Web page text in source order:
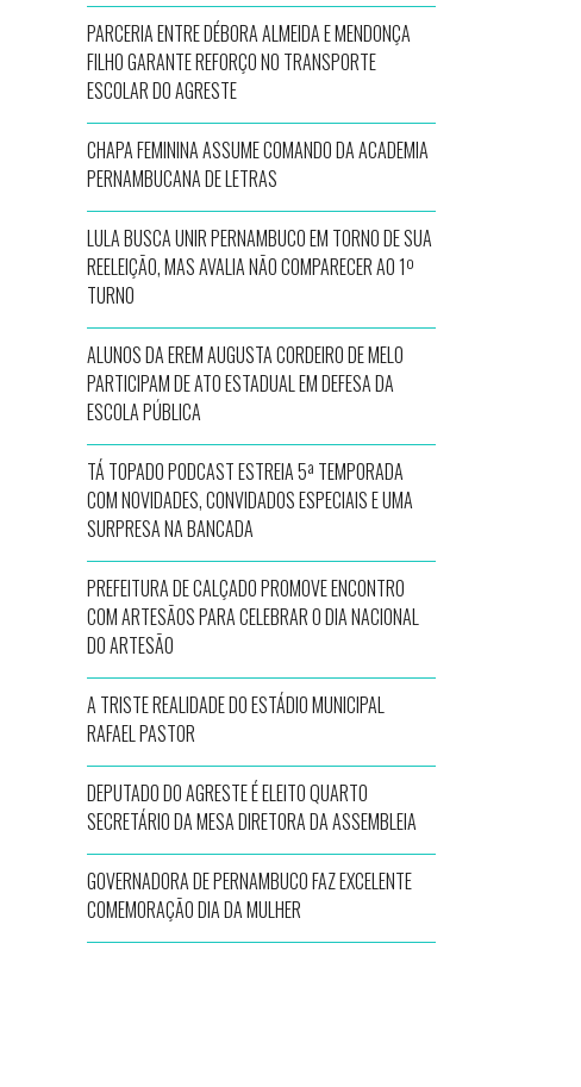
PARCERIA ENTRE DÉBORA ALMEIDA E MENDONÇA
FILHO GARANTE REFORÇO NO TRANSPORTE
ESCOLAR DO AGRESTE
CHAPA FEMININA ASSUME COMANDO DA ACADEMIA
PERNAMBUCANA DE LETRAS
LULA BUSCA UNIR PERNAMBUCO EM TORNO DE SUA
REELEIÇÃO, MAS AVALIA NÃO COMPARECER AO 1º
TURNO
ALUNOS DA EREM AUGUSTA CORDEIRO DE MELO
PARTICIPAM DE ATO ESTADUAL EM DEFESA DA
ESCOLA PÚBLICA
TÁ TOPADO PODCAST ESTREIA 5ª TEMPORADA
COM NOVIDADES, CONVIDADOS ESPECIAIS E UMA
SURPRESA NA BANCADA
PREFEITURA DE CALÇADO PROMOVE ENCONTRO
COM ARTESÃOS PARA CELEBRAR O DIA NACIONAL
DO ARTESÃO
A TRISTE REALIDADE DO ESTÁDIO MUNICIPAL
RAFAEL PASTOR
DEPUTADO DO AGRESTE É ELEITO QUARTO
SECRETÁRIO DA MESA DIRETORA DA ASSEMBLEIA
GOVERNADORA DE PERNAMBUCO FAZ EXCELENTE
COMEMORAÇÃO DIA DA MULHER